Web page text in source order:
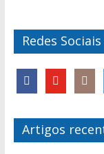
Redes Sociais
Artigos